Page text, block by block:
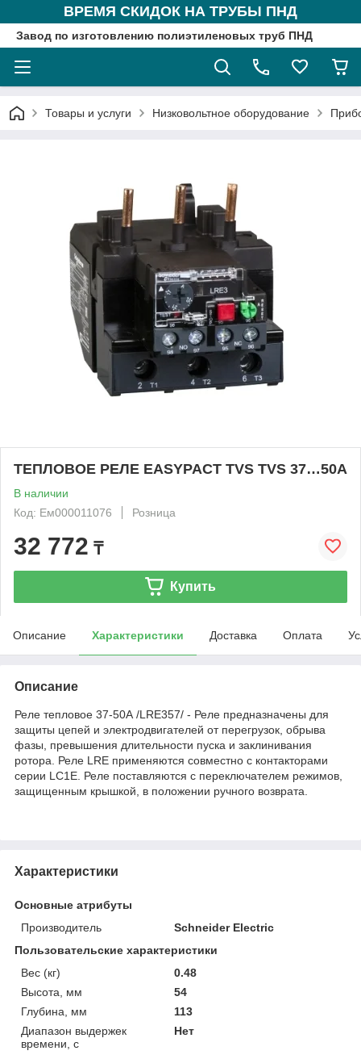
ВРЕМЯ СКИДОК НА ТРУБЫ ПНД
Завод по изготовлению полиэтиленовых труб ПНД
Товары и услуги Низковольтное оборудование
ТЕПЛОВОЕ РЕЛЕ EASYPACT TVS TVS 37…50A
В наличии
Код: Ем000011076
Розница
32 772 ₸
Купить
Описание Характеристики Доставка Оплата
Описание
Реле тепловое 37-50А /LRE357/ - Реле предназначены для
защиты цепей и электродвигателей от перегрузок, обрыва
фазы, превышения длительности пуска и заклинивания
ротора. Реле LRE применяются совместно с контакторами
серии LC1E. Реле поставляются с переключателем режимов,
защищенным крышкой, в положении ручного возврата.
Характеристики
Основные атрибуты
Производитель
Schneider Electric
Пользовательские характеристики
Вес (кг)
0.48
Высота, мм
54
Глубина, мм
113
Диапазон выдержек
времени, с
Нет